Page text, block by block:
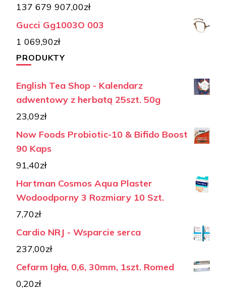
137 679 907,00zł
Gucci Gg1003O 003
1 069,90zł
PRODUKTY
English Tea Shop - Kalendarz
adwentowy z herbatą 25szt. 50g
23,09zł
Now Foods Probiotic-10 & Bifido Boost
90 Kaps
91,40zł
Hartman Cosmos Aqua Plaster
Wodoodporny 3 Rozmiary 10 Szt.
7,70zł
Cardio NRJ - Wsparcie serca
237,00zł
Cefarm Igła, 0,6, 30mm, 1szt. Romed
0,20zł